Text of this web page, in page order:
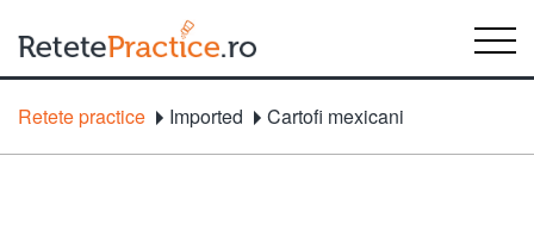
Retete practice Imported Cartofi mexicani